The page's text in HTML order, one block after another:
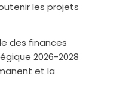
les projets
des finances
2026-2028
et la